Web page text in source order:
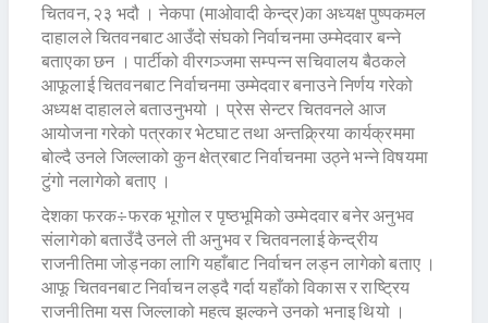
चितवन, २३ भदौ । नेकपा (माओवादी केन्द्र)का अध्यक्ष पुष्पकमल
दाहालले चितवनबाट आउँदो संघको निर्वाचनमा उम्मेदवार बन्ने
बताएका छन । पार्टीको वीरगञ्जमा सम्पन्न सचिवालय बैठकले
आफूलाई चितवनबाट निर्वाचनमा उम्मेदवार बनाउने निर्णय गरेको
अध्यक्ष दाहालले बताउनुभयो । प्रेस सेन्टर चितवनले आज
आयोजना गरेको पत्रकार भेटघाट तथा अन्तक्र्रिया कार्यक्रममा
बोल्दै उनले जिल्लाको कुन क्षेत्रबाट निर्वाचनमा उठ्ने भन्ने विषयमा
टुंगो नलागेको बताए ।
देशका फरक÷फरक भूगोल र पृष्ठभूमिको उम्मेदवार बनेर अनुभव
संलागेको बताउँदै उनले ती अनुभव र चितवनलाई केन्द्रीय
राजनीतिमा जोड्नका लागि यहाँबाट निर्वाचन लड्न लागेको बताए ।
आफू चितवनबाट निर्वाचन लड्दै गर्दा यहाँको विकास र राष्ट्रिय
राजनीतिमा यस जिल्लाको महत्व झल्कने उनको भनाइ थियो ।